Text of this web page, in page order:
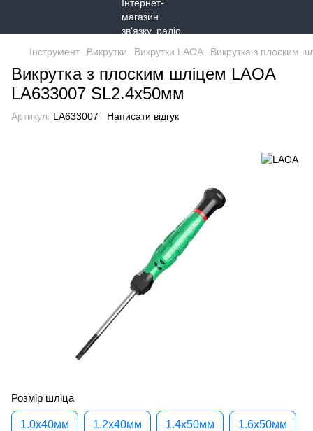
Інструмент Викрутки Викрутки LAOA Викрутка з плоским
Викрутка з плоским шліцем LAOA
LA633007 SL2.4x50мм
Артикул: LA633007 Написати відгук
Розмір шліца
1.0x40мм 1.2x40мм 1.4x50мм 1.6x50мм